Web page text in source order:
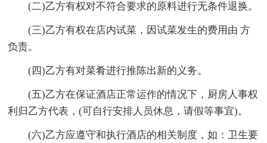
(二)乙方有权对不符合要求的原料进行无条件退换。
(三)乙方有权在店内试菜，因试菜发生的费用由 方
负责。
(四)乙方有对菜肴进行推陈出新的义务。
(五)乙方在保证酒店正常运作的情况下，厨房人事权
利归乙方代表，(可自行安排人员休息，请假等事宜)。
(六)乙方应遵守和执行酒店的相关制度，如：卫生要